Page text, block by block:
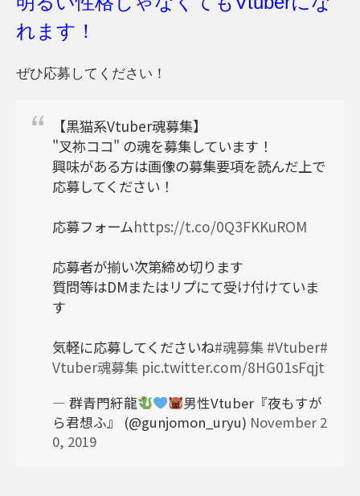
れます！
ぜひ応募してください！
【黒猫系Vtuber魂募集】
"叉祢ココ" の魂を募集しています！
興味がある方は画像の募集要項を読んだ上で
応募してください！
応募フォームhttps://t.co/0Q3FKKuROM
応募者が揃い次第締め切ります
質問等はDMまたはリプにて受け付けていま
す
気軽に応募してくださいね#魂募集 #Vtuber#
Vtuber魂募集 pic.twitter.com/8HG01sFqjt
— 群青門紆龍
男性Vtuber『夜もすが
ら君想ふ』 (@gunjomon_uryu) November 2
0, 2019